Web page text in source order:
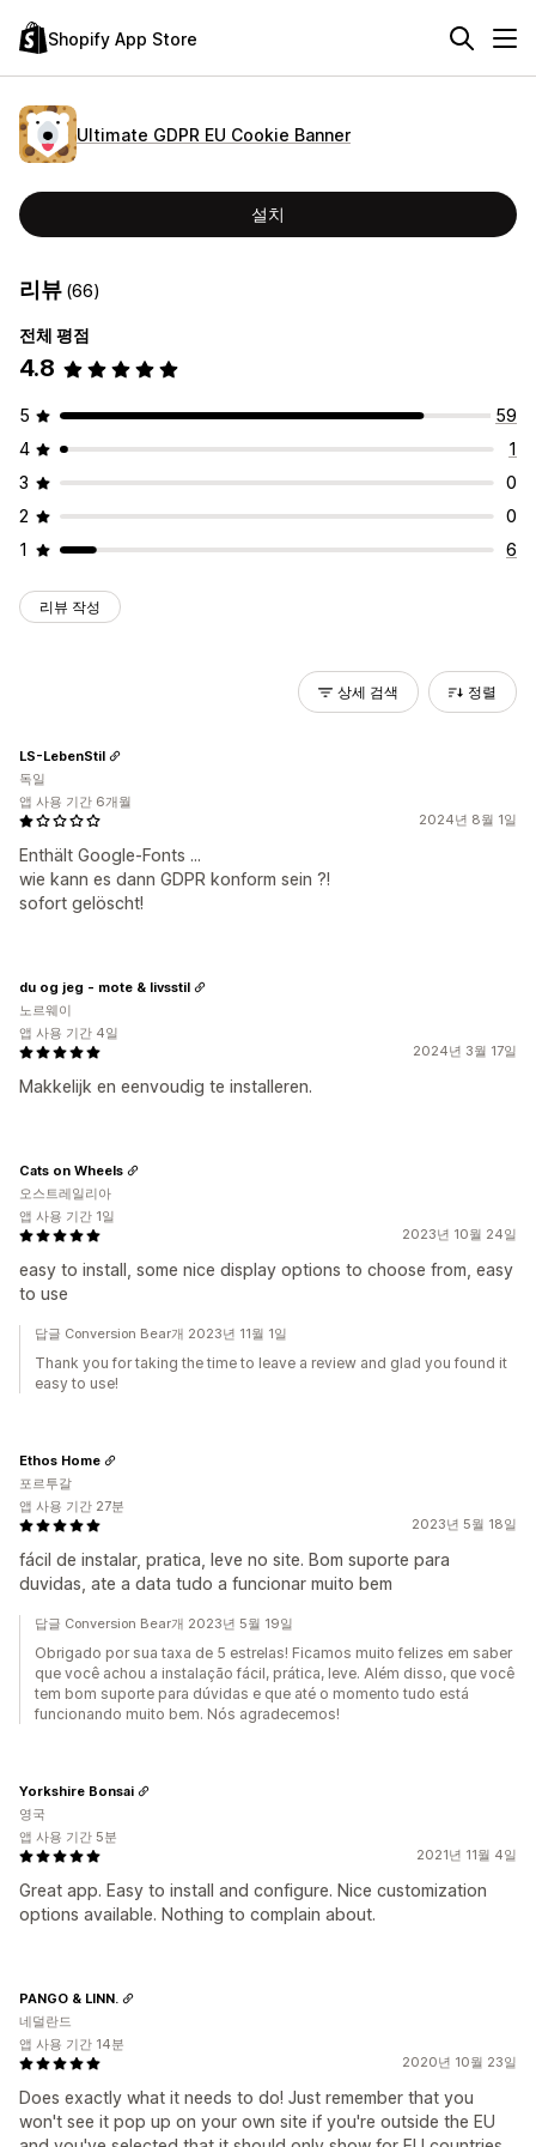
Shopify App Store
Ultimate GDPR EU Cookie Banner
설치
리뷰 (66)
전체 평점
4.8
5
59
4
1
3
0
2
0
1
6
리뷰 작성
상세 검색 정렬
2024년 8월 1일
Enthält Google-Fonts ...
wie kann es dann GDPR konform sein ?!
sofort gelöscht!
LS-LebenStil
독일
앱 사용 기간 6개월
2024년 3월 17일
Makkelijk en eenvoudig te installeren.
du og jeg - mote & livsstil
노르웨이
앱 사용 기간 4일
2023년 10월 24일
easy to install, some nice display options to choose from, easy
to use
Cats on Wheels
오스트레일리아
앱 사용 기간 1일
답글 Conversion Bear개 2023년 11월 1일
Thank you for taking the time to leave a review and glad you found it
easy to use!
2023년 5월 18일
fácil de instalar, pratica, leve no site. Bom suporte para
duvidas, ate a data tudo a funcionar muito bem
Ethos Home
포르투갈
앱 사용 기간 27분
답글 Conversion Bear개 2023년 5월 19일
Obrigado por sua taxa de 5 estrelas! Ficamos muito felizes em saber
que você achou a instalação fácil, prática, leve. Além disso, que você
tem bom suporte para dúvidas e que até o momento tudo está
funcionando muito bem. Nós agradecemos!
2021년 11월 4일
Great app. Easy to install and configure. Nice customization
options available. Nothing to complain about.
Yorkshire Bonsai
영국
앱 사용 기간 5분
2020년 10월 23일
Does exactly what it needs to do! Just remember that you
won't see it pop up on your own site if you're outside the EU
PANGO & LINN.
네덜란드
앱 사용 기간 14분